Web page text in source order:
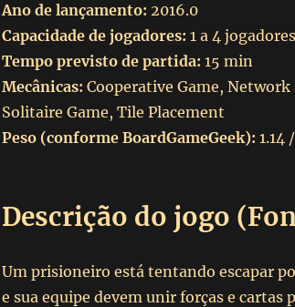
Ano de lançamento: 2016.0
Capacidade de jogadores: 1 a 4 jogadores
Tempo previsto de partida: 15 min
Mecânicas: Cooperative Game,
Solitaire Game, Tile Placement
Peso (conforme BoardGameGeek): 1.14
Descrição do jogo
Um prisioneiro está tentando escapar
e sua equipe devem unir forças e